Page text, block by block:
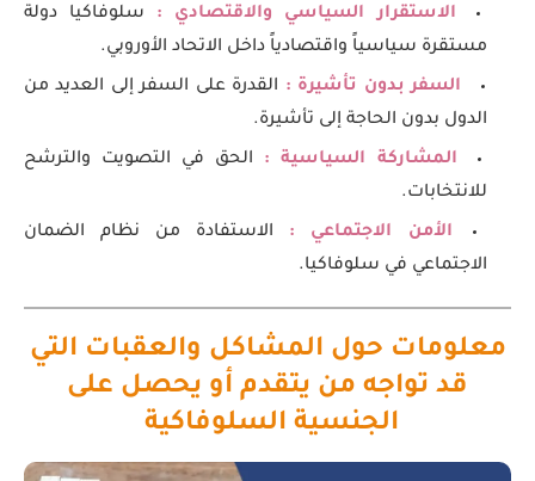
الاستقرار السياسي والاقتصادي : سلوفاكيا دولة
مستقرة سياسياً واقتصادياً داخل الاتحاد الأوروبي.
السفر بدون تأشيرة : القدرة على السفر إلى العديد من
الدول بدون الحاجة إلى تأشيرة.
المشاركة السياسية :
الحق في التصويت والترشح
للانتخابات.
الأمن الاجتماعي :
الاستفادة من نظام الضمان
الاجتماعي في سلوفاكيا.
معلومات حول المشاكل والعقبات التي
قد تواجه من يتقدم أو يحصل على
الجنسية السلوفاكية